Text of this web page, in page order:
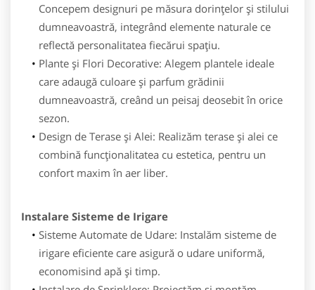
Concepem designuri pe măsura dorințelor și stilului
dumneavoastră, integrând elemente naturale ce
reflectă personalitatea fiecărui spațiu.
Plante și Flori Decorative: Alegem plantele ideale
care adaugă culoare și parfum grădinii
dumneavoastră, creând un peisaj deosebit în orice
sezon.
Design de Terase și Alei: Realizăm terase și alei ce
combină funcționalitatea cu estetica, pentru un
confort maxim în aer liber.
Instalare Sisteme de Irigare
Sisteme Automate de Udare: Instalăm sisteme de
irigare eficiente care asigură o udare uniformă,
economisind apă și timp.